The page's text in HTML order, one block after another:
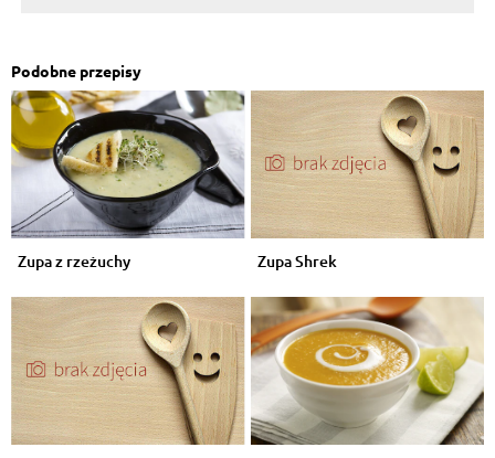
Podobne przepisy
Zupa z rzeżuchy Zupa Shrek